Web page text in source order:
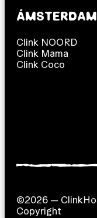
ÁMSTERDAM
Clink NOORD
Clink Mama
Clink Coco
©2026 —
Copyright